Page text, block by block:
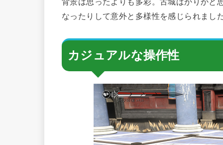
なったりして意外と多様性を感じられまし
カジュアルな操作性